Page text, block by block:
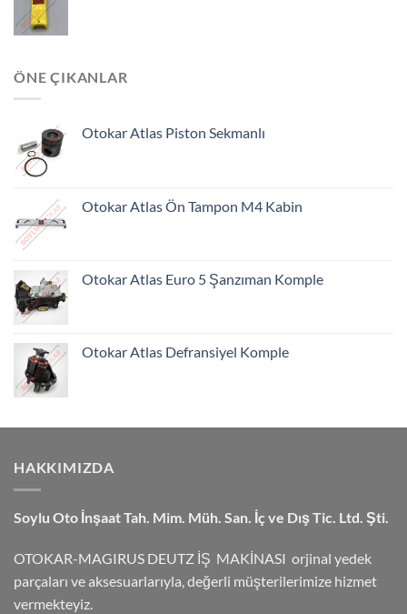
ÖNE ÇIKANLAR
Otokar Atlas Piston Sekmanlı
Otokar Atlas Ön Tampon M4 Kabin
Otokar Atlas Euro 5 Şanzıman Komple
Otokar Atlas Defransiyel Komple
HAKKIMIZDA
Soylu Oto İnşaat Tah. Mim. Müh. San. İç ve Dış Tic. Ltd. Şti.
OTOKAR-MAGIRUS DEUTZ İŞ MAKİNASI orjinal yedek
parçaları ve aksesuarlarıyla, değerli müşterilerimize hizmet
vermekteyiz.